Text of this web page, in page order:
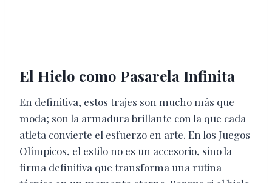
El Hielo como Pasarela Infinita
En definitiva, estos trajes son mucho más que
moda; son la armadura brillante con la que cada
atleta convierte el esfuerzo en arte. En los Juegos
Olímpicos, el estilo no es un accesorio, sino la
firma definitiva que transforma una rutina